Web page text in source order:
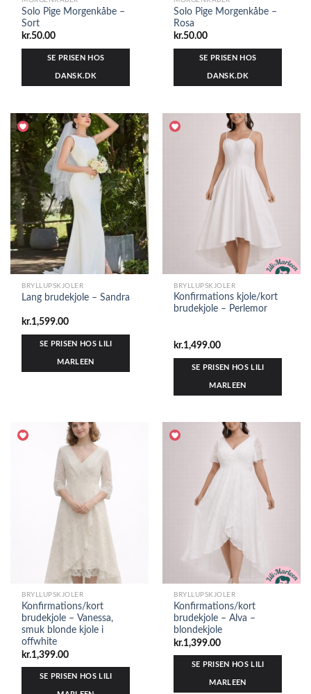
Solo Pige Morgenkåbe –
Sort
kr.50.00
SE PRISEN HOS
DANSK.DK
Solo Pige Morgenkåbe –
Rosa
kr.50.00
SE PRISEN HOS
DANSK.DK
BRYLLUPSKJOLER
Lang brudekjole – Sandra
kr.1,599.00
SE PRISEN HOS LILI
MARLEEN
BRYLLUPSKJOLER
Konfirmations kjole/kort
brudekjole – Perlemor
kr.1,499.00
SE PRISEN HOS LILI
MARLEEN
BRYLLUPSKJOLER
Konfirmations/kort
brudekjole – Vanessa,
smuk blonde kjole i
offwhite
kr.1,399.00
SE PRISEN HOS LILI
BRYLLUPSKJOLER
Konfirmations/kort
brudekjole – Alva –
blondekjole
kr.1,399.00
SE PRISEN HOS LILI
MARLEEN